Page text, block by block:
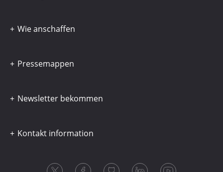
Wie anschaffen
Pressemappen
Newsletter bekommen
Kontakt information